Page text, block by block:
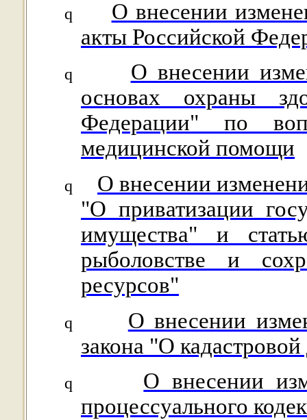
q
О внесении
акты Российской
q
О внесении
основах охраны
Федерации" по
медицинской помощи
q
О внесении
"О приватизации
имущества" и
рыболовстве и
ресурсов"
q
О внесении
закона "О
q
О внесении
процессуального